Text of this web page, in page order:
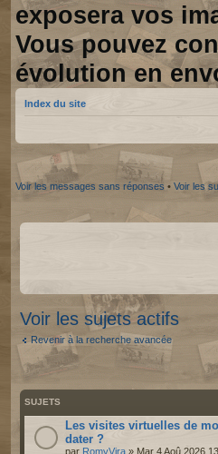
exposera vos
Vous pouvez
évolution en
Index du site
Voir les messages sans réponses • Voir les
Voir les sujets actifs
Revenir à la recherche avancée
SUJETS
Les visites virtuelles de
dater ?
par RomyVira » Mar 4 Aoû 2026